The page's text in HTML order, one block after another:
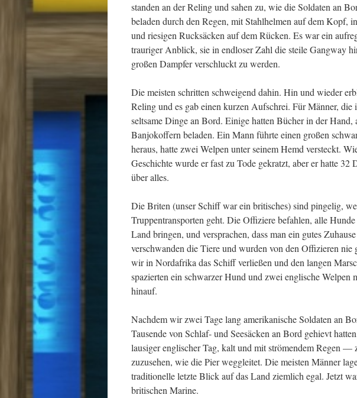
standen an der Reling und sahen zu, wie die Soldaten an
beladen durch den Regen, mit Stahlhelmen auf dem Kopf,
und riesigen Rucksäcken auf dem Rücken. Es war ein
trauriger Anblick, sie in endloser Zahl die steile Gangway
großen Dampfer verschluckt zu werden.
Die meisten schritten schweigend dahin. Hin und wieder
Reling und es gab einen kurzen Aufschrei. Für Männer,
seltsame Dinge an Bord. Einige hatten Bücher in der
Banjokoffern beladen. Ein Mann führte einen großen
heraus, hatte zwei Welpen unter seinem Hemd versteckt.
Geschichte wurde er fast zu Tode gekratzt, aber er hatte
über alles.
Die Briten (unser Schiff war ein britisches) sind pingelig,
Truppentransporten geht. Die Offiziere befahlen, alle
Land bringen, und versprachen, dass man ein gutes
verschwanden die Tiere und wurden von den Offizieren nie
wir in Nordafrika das Schiff verließen und den langen
spazierten ein schwarzer Hund und zwei englische Welpen
hinauf.
Nachdem wir zwei Tage lang amerikanische Soldaten an
Tausende von Schlaf- und Seesäcken an Bord gehievt
lausiger englischer Tag, kalt und mit strömendem Regen
zuzusehen, wie die Pier weggleitet. Die meisten Männer
traditionelle letzte Blick auf das Land ziemlich egal. Jetzt
britischen Marine.